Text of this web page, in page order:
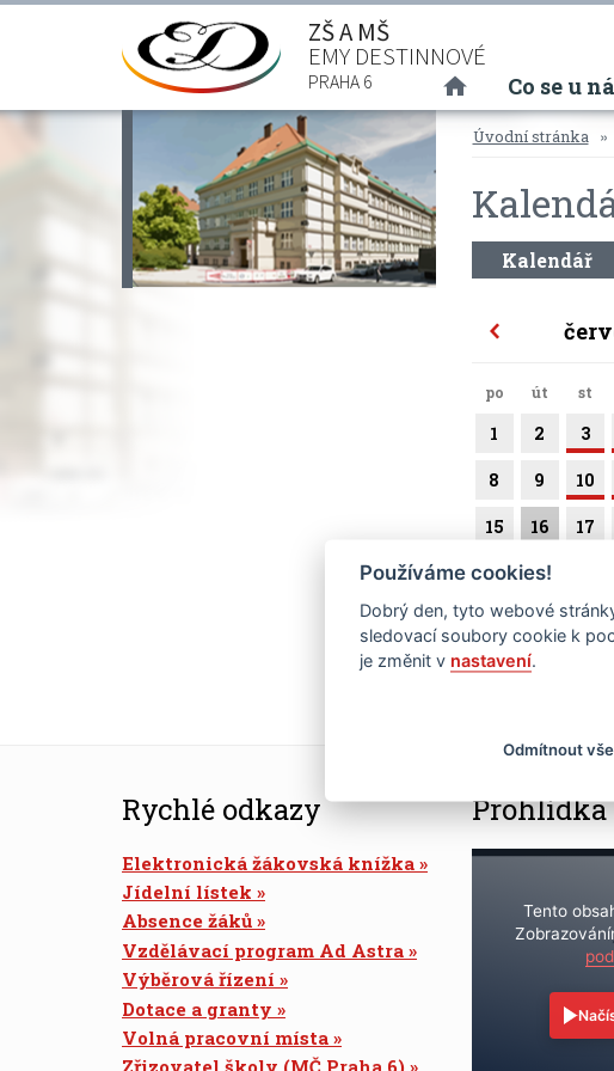
ZŠ A MŠ
EMY DESTINNOVÉ
PRAHA 6 (current)
Co se u
Úvodní stránka
Kalendář
po út st
1 2 3
8 9 10
15 16 17
22 23
29 30
Rychlé odkazy
Elektronická žákovská knížka
Jídelní lístek
Absence žáků
Vzdělávací program Ad Astra
Výběrová řízení
Dotace a granty
Volná pracovní místa
Tento
Používáme cookies!
Dobrý den, tyto webové
sledovací soubory cookie k
je změnit v nastavení.
Odmítnout